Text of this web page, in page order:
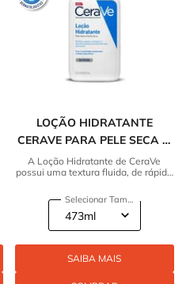
LOÇÃO HIDRATANTE
CERAVE PARA PELE SECA A
EXTRA SECA
A Loção Hidratante de CeraVe
possui uma textura fluida, de rápida
protetora da pele.
Selecionar Tamanho
SAIBA MAIS